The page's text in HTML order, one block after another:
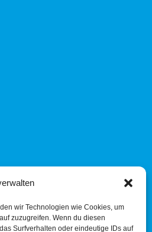
wir Technologien wie Cookies, um
zuzugreifen. Wenn du diesen
Surfverhalten oder eindeutige IDs auf